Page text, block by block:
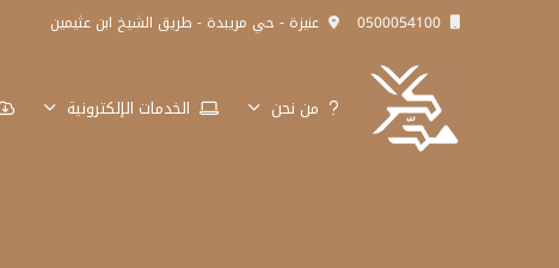
0500054100 عنيزة - حي مريبدة - طريق الشيخ ابن عثيمين
من نحن الخدمات الإلكترونية